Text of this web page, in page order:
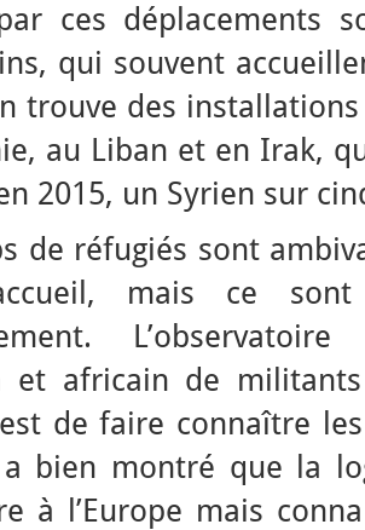
ces déplacements
qui souvent
trouve des
au Liban et en Irak,
2015, un Syrien sur
de réfugiés sont
mais ce
et africain de
est de faire connaître
bien montré que la
à l’Europe mais